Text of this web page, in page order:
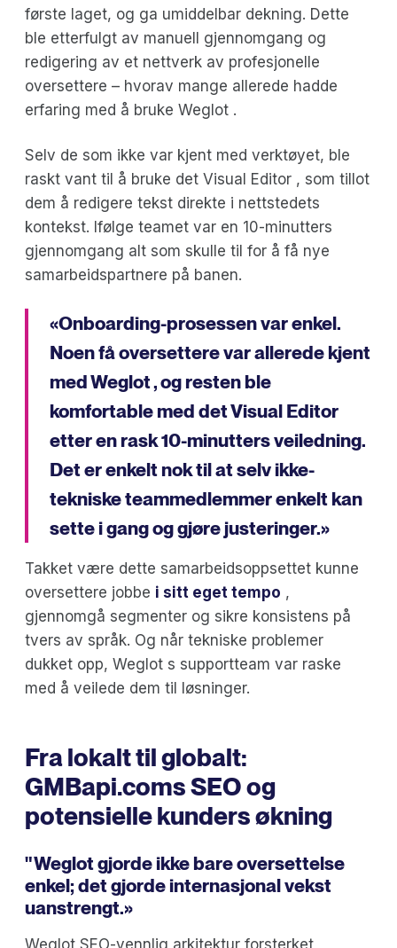
første laget, og ga umiddelbar dekning. Dette
ble etterfulgt av manuell gjennomgang og
redigering av et nettverk av profesjonelle
oversettere – hvorav mange allerede hadde
erfaring med å bruke Weglot .
Selv de som ikke var kjent med verktøyet, ble
raskt vant til å bruke det Visual Editor , som tillot
dem å redigere tekst direkte i nettstedets
kontekst. Ifølge teamet var en 10-minutters
gjennomgang alt som skulle til for å få nye
samarbeidspartnere på banen.
«Onboarding-prosessen var enkel.
Noen få oversettere var allerede kjent
med Weglot , og resten ble
komfortable med det Visual Editor
etter en rask 10-minutters veiledning.
Det er enkelt nok til at selv ikke-
tekniske teammedlemmer enkelt kan
sette i gang og gjøre justeringer.»
Takket være dette samarbeidsoppsettet kunne
oversettere jobbe i sitt eget tempo ,
gjennomgå segmenter og sikre konsistens på
tvers av språk. Og når tekniske problemer
dukket opp, Weglot s supportteam var raske
med å veilede dem til løsninger.
Fra lokalt til globalt:
GMBapi.coms SEO og
potensielle kunders økning
" Weglot gjorde ikke bare oversettelse
enkel; det gjorde internasjonal vekst
uanstrengt.»
Weglot SEO-vennlig arkitektur forsterket